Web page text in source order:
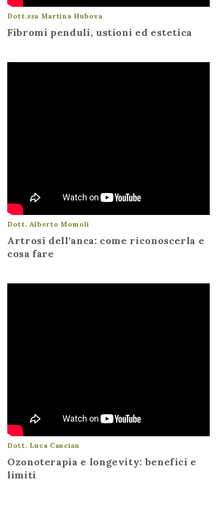
Dott.ssa Martina Hubova
Fibromi penduli, ustioni ed estetica
Dott. Alberto Momoli
Artrosi dell'anca: come riconoscerla e
cosa fare
Dott. Luca Cancian
Ozonoterapia e longevity: benefici e
limiti